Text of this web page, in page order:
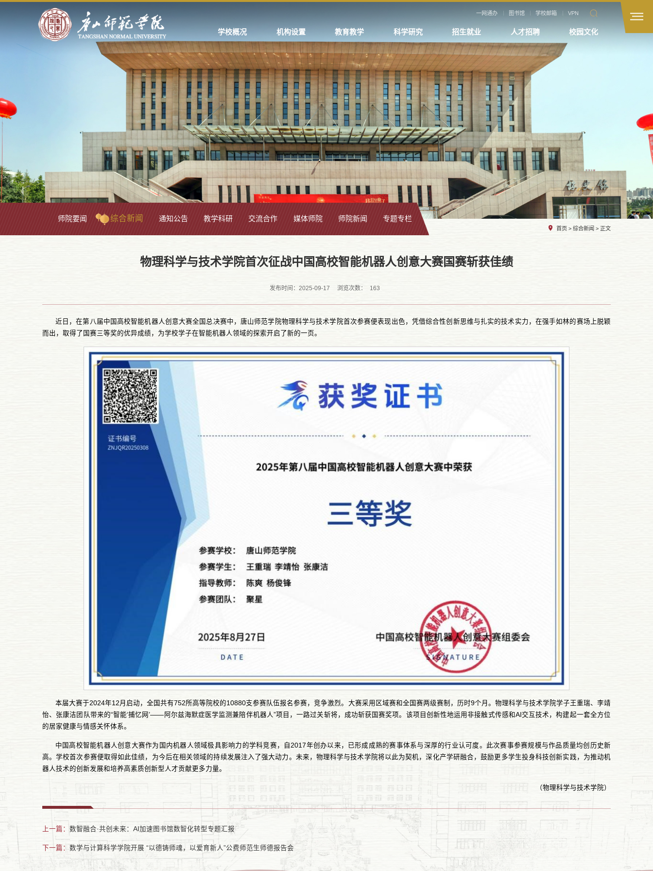
一网通办 图书馆 学校邮箱 VPN
学校概况 机构设置 教育教学 科学研究 招生就业 人才招聘 校园文化
师院要闻 综合新闻 通知公告 教学科研 交流合作 媒体师院 师院新闻 专题专栏
首页 > 综合新闻 > 正文
物理科学与技术学院首次征战中国高校智能机器人创意大赛国赛斩获佳绩
发布时间：2025-09-17 浏览次数： 163
近日，在第八届中国高校智能机器人创意大赛全国总决赛中，唐山师范学院物理科学与技术学院首次参赛便表现出色，凭借综合性创新思维与扎实的技术实力，在强手如林的赛场上脱颖
而出，取得了国赛三等奖的优异成绩，为学校学子在智能机器人领域的探索开启了新的一页。
本届大赛于2024年12月启动，全国共有752所高等院校的10880支参赛队伍报名参赛，竞争激烈。大赛采用区域赛和全国赛两级赛制，历时9个月。物理科学与技术学院学子王重瑞、李靖
怡、张康洁团队带来的“智能‘捕忆网’——阿尔兹海默症医学监测兼陪伴机器人”项目，一路过关斩将，成功斩获国赛奖项。该项目创新性地运用非接触式传感和AI交互技术，构建起一套全方位
的居家健康与情感关怀体系。
中国高校智能机器人创意大赛作为国内机器人领域极具影响力的学科竞赛，自2017年创办以来，已形成成熟的赛事体系与深厚的行业认可度。此次赛事参赛规模与作品质量均创历史新
高。学校首次参赛便取得如此佳绩，为今后在相关领域的持续发展注入了强大动力。未来，物理科学与技术学院将以此为契机，深化产学研融合，鼓励更多学生投身科技创新实践，为推动机
器人技术的创新发展和培养高素质创新型人才贡献更多力量。
（物理科学与技术学院）
上一篇： 数智融合·共创未来：AI加速图书馆数智化转型专题汇报
下一篇： 数学与计算科学学院开展 “以德铸师魂，以爱育新人”公费师范生师德报告会